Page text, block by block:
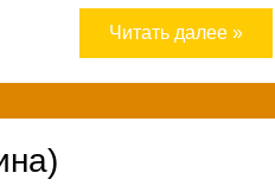
Читать далее »